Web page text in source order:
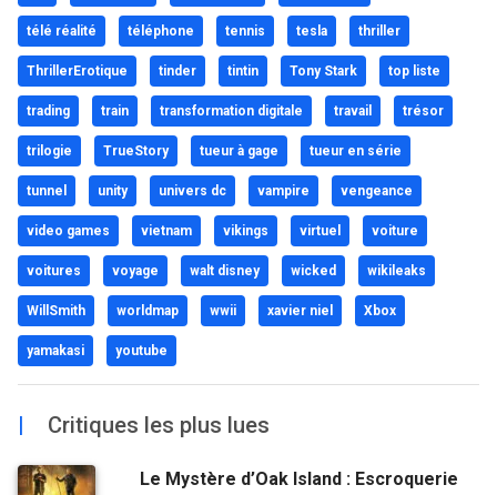
télé réalité téléphone tennis tesla thriller
ThrillerErotique tinder tintin Tony Stark top liste
trading train transformation digitale travail trésor
trilogie TrueStory tueur à gage tueur en série
tunnel unity univers dc vampire vengeance
video games vietnam vikings virtuel voiture
voitures voyage walt disney wicked wikileaks
WillSmith worldmap wwii xavier niel Xbox
yamakasi youtube
| Critiques les plus lues
Le Mystère d’Oak Island : Escroquerie